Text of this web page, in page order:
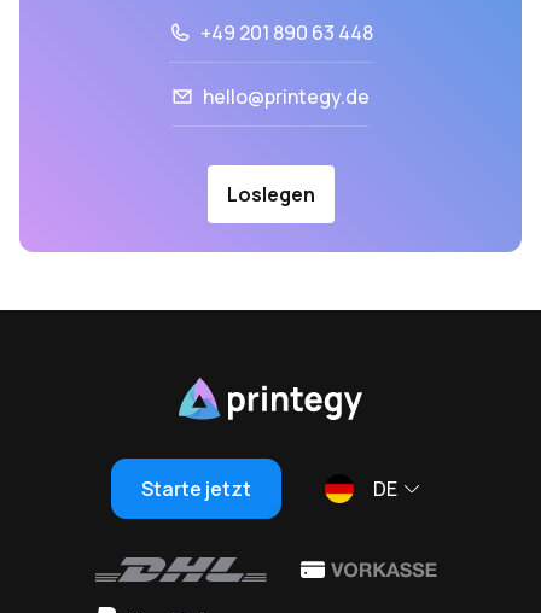
+49 201 890 63 448
hello@printegy.de
Loslegen
Starte jetzt DE